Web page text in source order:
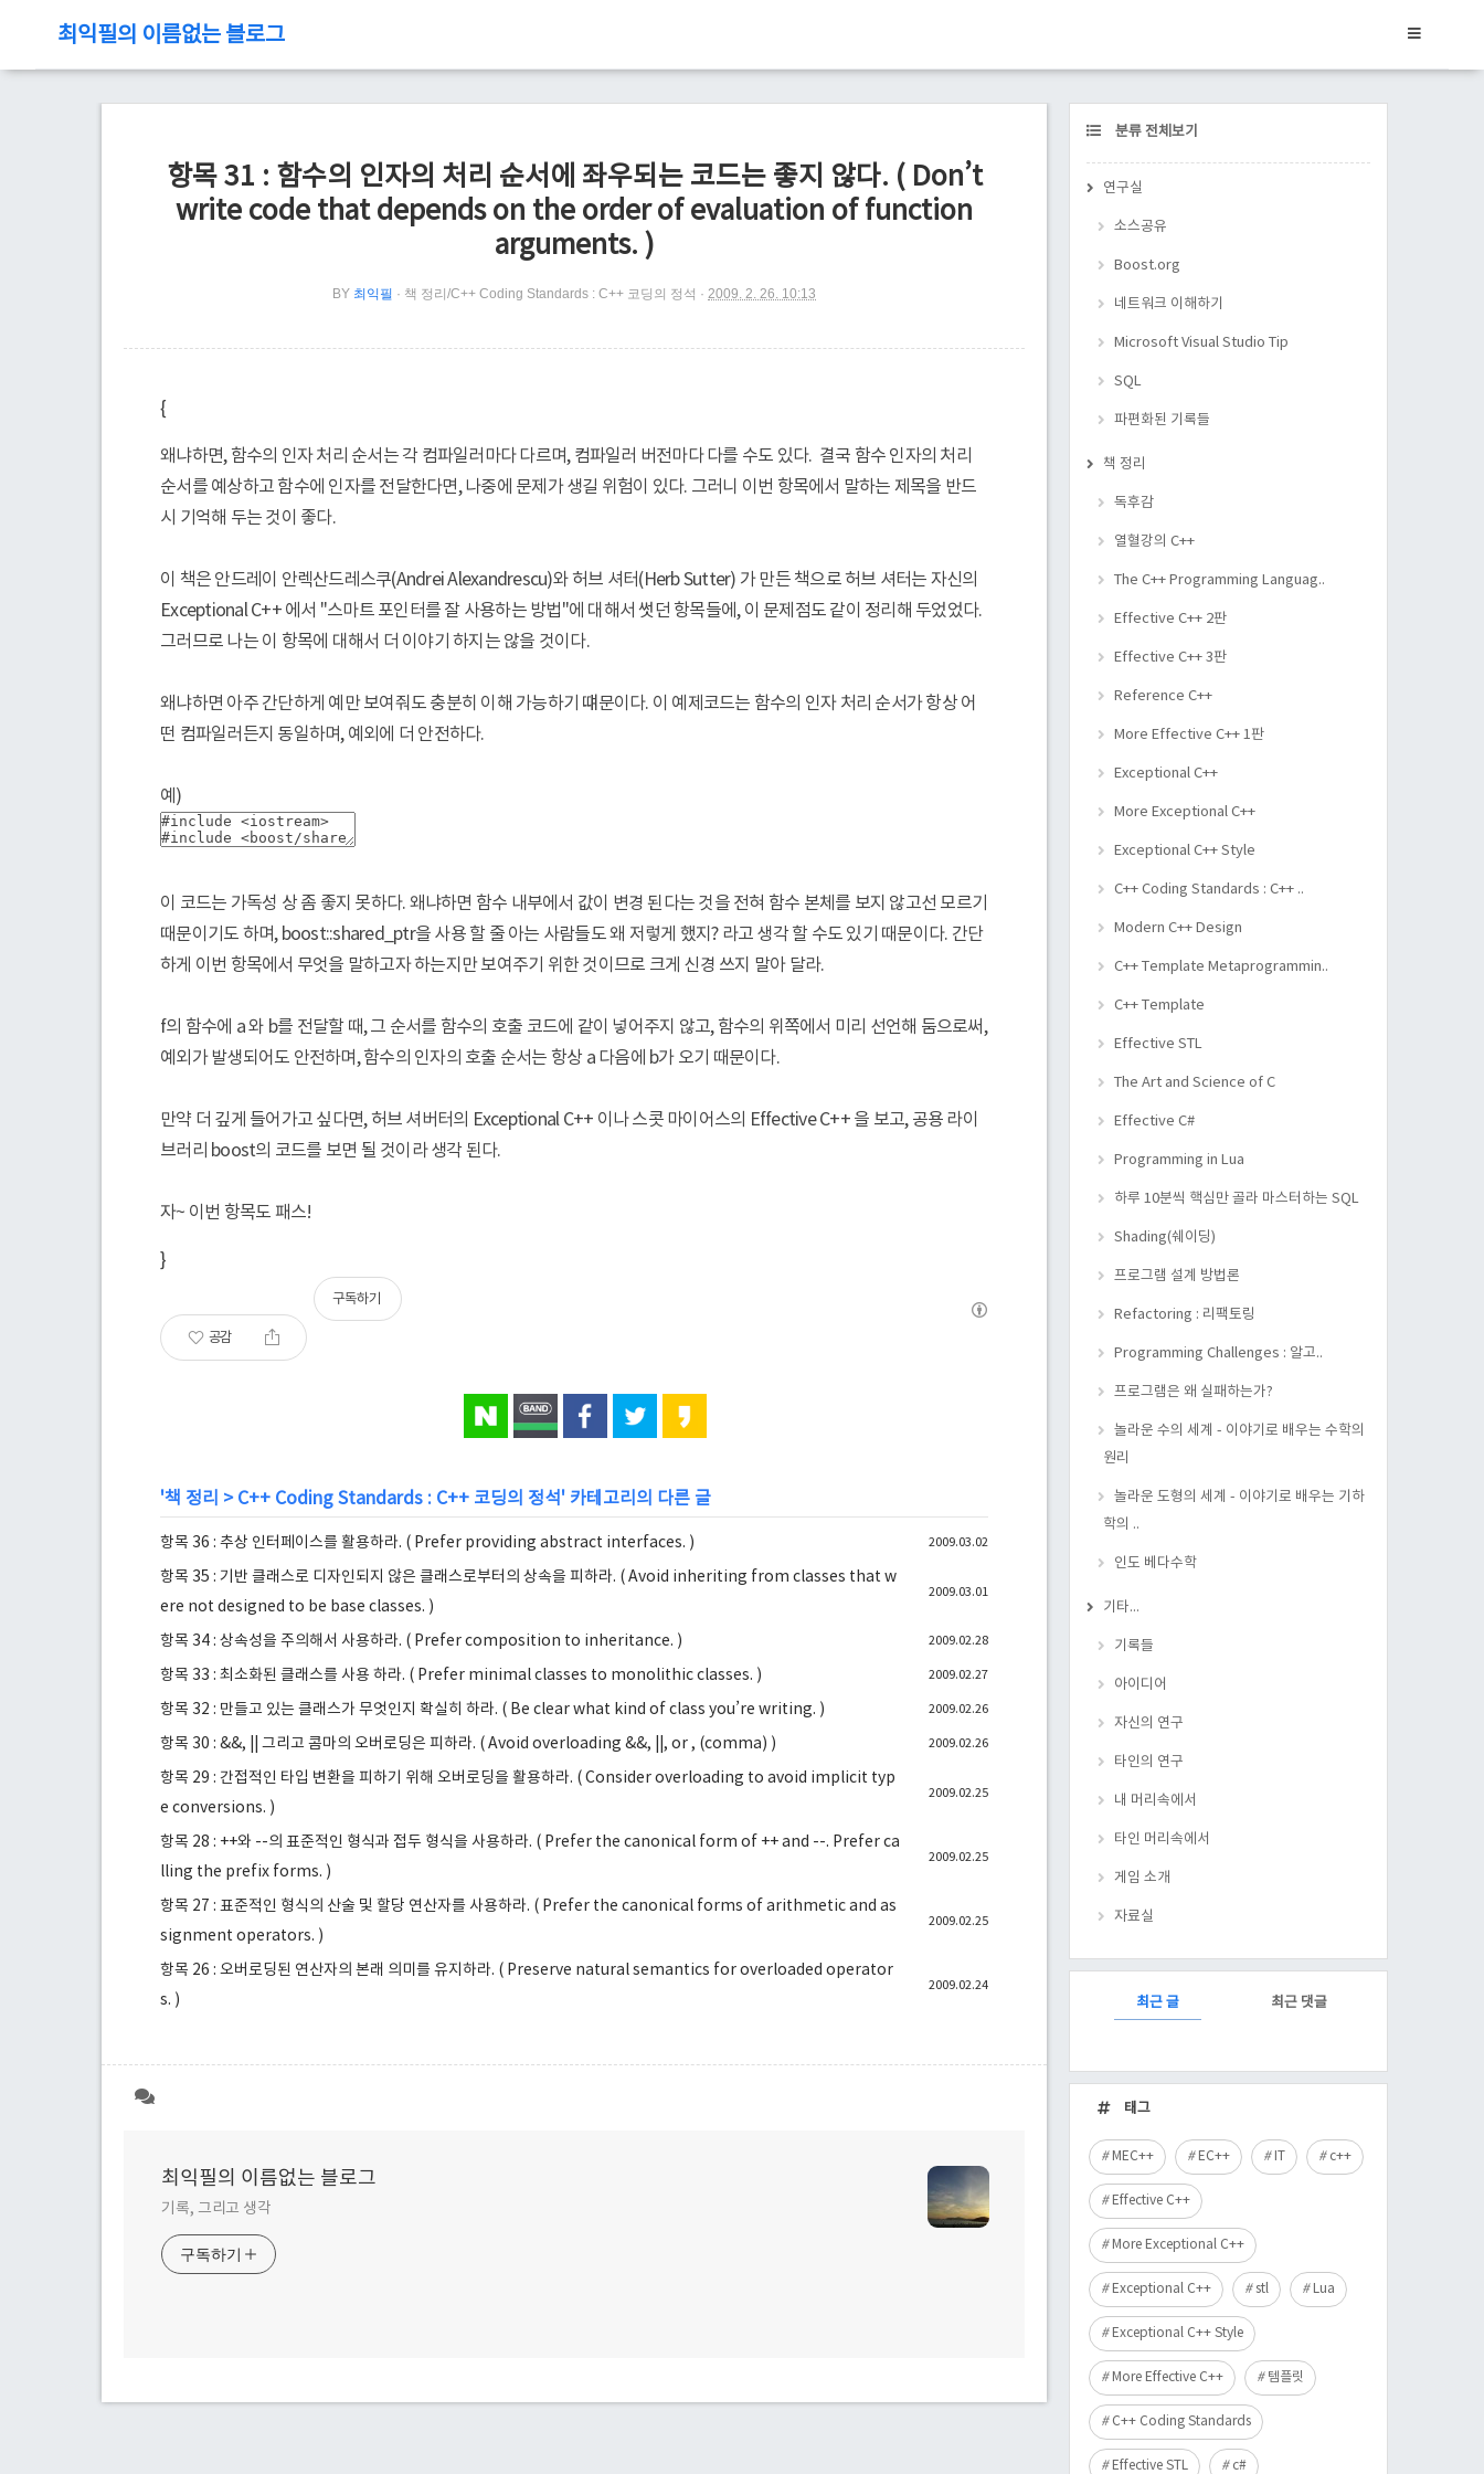
최익필의 이름없는 블로그
항목 31 : 함수의 인자의 처리 순서에 좌우되는 코드는 좋지 않다. ( Don’t
write code that depends on the order of evaluation of function
arguments. )
BY 최익필 책 정리/C++ Coding Standards : C++ 코딩의 정석 2009. 2. 26. 10:13
{
왜냐하면, 함수의 인자 처리 순서는 각 컴파일러마다 다르며, 컴파일러 버전마다 다를 수도 있다. 결국 함수 인자의 처리
순서를 예상하고 함수에 인자를 전달한다면, 나중에 문제가 생길 위험이 있다. 그러니 이번 항목에서 말하는 제목을 반드
시 기억해 두는 것이 좋다.
이 책은 안드레이 안렉산드레스쿠(Andrei Alexandrescu)와 허브 셔터(Herb Sutter) 가 만든 책으로 허브 셔터는 자신의
Exceptional C++ 에서 "스마트 포인터를 잘 사용하는 방법"에 대해서 썻던 항목들에, 이 문제점도 같이 정리해 두었었다.
그러므로 나는 이 항목에 대해서 더 이야기 하지는 않을 것이다.
왜냐하면 아주 간단하게 예만 보여줘도 충분히 이해 가능하기 떄문이다. 이 예제코드는 함수의 인자 처리 순서가 항상 어
떤 컴파일러든지 동일하며, 예외에 더 안전하다.
예)
이 코드는 가독성 상 좀 좋지 못하다. 왜냐하면 함수 내부에서 값이 변경 된다는 것을 전혀 함수 본체를 보지 않고선 모르기
때문이기도 하며, boost::shared_ptr을 사용 할 줄 아는 사람들도 왜 저렇게 했지? 라고 생각 할 수도 있기 때문이다. 간단
하게 이번 항목에서 무엇을 말하고자 하는지만 보여주기 위한 것이므로 크게 신경 쓰지 말아 달라.
f의 함수에 a 와 b를 전달할 때, 그 순서를 함수의 호출 코드에 같이 넣어주지 않고, 함수의 위쪽에서 미리 선언해 둠으로써,
예외가 발생되어도 안전하며, 함수의 인자의 호출 순서는 항상 a 다음에 b가 오기 때문이다.
만약 더 깊게 들어가고 싶다면, 허브 셔버터의 Exceptional C++ 이나 스콧 마이어스의 Effective C++ 을 보고, 공용 라이
브러리 boost의 코드를 보면 될 것이라 생각 된다.
자~ 이번 항목도 패스!
}
공감
구독하기
'책 정리 > C++ Coding Standards : C++ 코딩의 정석 ' 카테고리의 다른 글
항목 36 : 추상 인터페이스를 활용하라. ( Prefer providing abstract interfaces. ) 2009.03.02
항목 35 : 기반 클래스로 디자인되지 않은 클래스로부터의 상속을 피하라. ( Avoid inheriting from classes that w
ere not designed to be base classes. )
2009.03.01
항목 34 : 상속성을 주의해서 사용하라. ( Prefer composition to inheritance. ) 2009.02.28
항목 33 : 최소화된 클래스를 사용 하라. ( Prefer minimal classes to monolithic classes. ) 2009.02.27
항목 32 : 만들고 있는 클래스가 무엇인지 확실히 하라. ( Be clear what kind of class you’re writing. ) 2009.02.26
항목 30 : &&, || 그리고 콤마의 오버로딩은 피하라. ( Avoid overloading &&, ||, or , (comma) ) 2009.02.26
항목 29 : 간접적인 타입 변환을 피하기 위해 오버로딩을 활용하라. ( Consider overloading to avoid implicit typ
e conversions. )
2009.02.25
항목 28 : ++와 --의 표준적인 형식과 접두 형식을 사용하라. ( Prefer the canonical form of ++ and --. Prefer ca
lling the prefix forms. )
2009.02.25
항목 27 : 표준적인 형식의 산술 및 할당 연산자를 사용하라. ( Prefer the canonical forms of arithmetic and as
signment operators. )
2009.02.25
항목 26 : 오버로딩된 연산자의 본래 의미를 유지하라. ( Preserve natural semantics for overloaded operator
s. )
2009.02.24
최익필의 이름없는 블로그
기록, 그리고 생각
구독하기
CATEGORY
분류 전체보기
연구실
소스공유
Boost.org
네트워크 이해하기
Microsoft Visual Studio Tip
SQL
파편화된 기록들
책 정리
독후감
열혈강의 C++
The C++ Programming Languag..
Effective C++ 2판
Effective C++ 3판
Reference C++
More Effective C++ 1판
Exceptional C++
More Exceptional C++
Exceptional C++ Style
C++ Coding Standards : C++ ..
Modern C++ Design
C++ Template Metaprogrammin..
C++ Template
Effective STL
The Art and Science of C
Effective C#
Programming in Lua
하루 10분씩 핵심만 골라 마스터하는 SQL
Shading(쉐이딩)
프로그램 설계 방법론
Refactoring : 리팩토링
Programming Challenges : 알고..
프로그램은 왜 실패하는가?
놀라운 수의 세계 - 이야기로 배우는 수학의
원리
놀라운 도형의 세계 - 이야기로 배우는 기하
학의 ..
인도 베다수학
기타...
기록들
아이디어
자신의 연구
타인의 연구
내 머리속에서
타인 머리속에서
게임 소개
자료실
RECENTLY최근 글 최근 댓글
근
글
태그
MEC++ EC++ IT c++
Effective C++
More Exceptional C++
Exceptional C++ stl Lua
Exceptional C++ Style
More Effective C++ 템플릿
C++ Coding Standards
Effective STL c#